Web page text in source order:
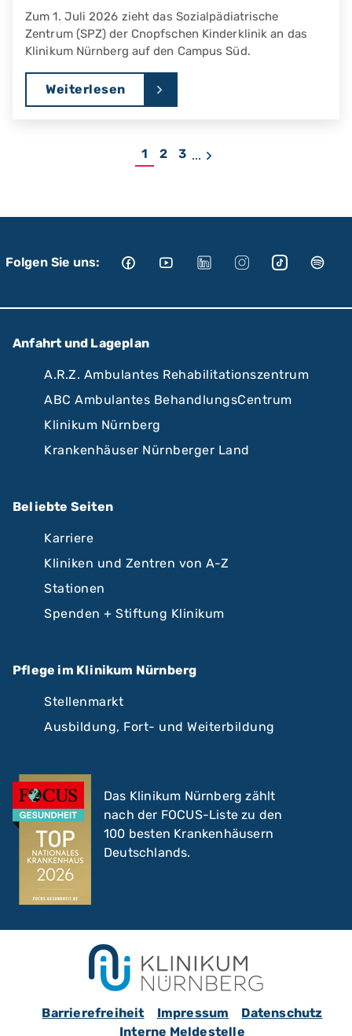
Zum 1. Juli 2026 zieht das Sozialpädiatrische
Zentrum (SPZ) der Cnopfschen Kinderklinik an das
Klinikum Nürnberg auf den Campus Süd.
Weiterlesen
1 2 3 ...
Folgen Sie uns:
Anfahrt und Lageplan
A.R.Z. Ambulantes Rehabilitationszentrum
ABC Ambulantes BehandlungsCentrum
Klinikum Nürnberg
Krankenhäuser Nürnberger Land
Beliebte Seiten
Karriere
Kliniken und Zentren von A-Z
Stationen
Spenden + Stiftung Klinikum
Pflege im Klinikum Nürnberg
Stellenmarkt
Ausbildung, Fort- und Weiterbildung
Das Klinikum Nürnberg zählt
nach der FOCUS-Liste zu den
100 besten Krankenhäusern
Deutschlands.
Barrierefreiheit Impressum
Datenschutz
Interne Meldestelle